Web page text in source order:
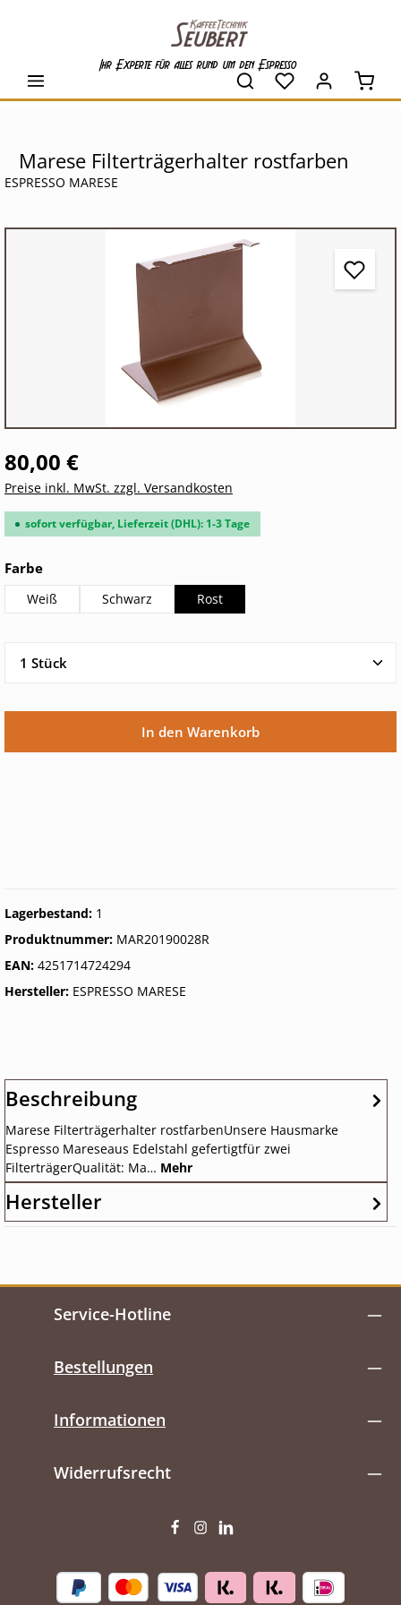
Ihr Experte für alles rund um den Espresso
Marese Filterträgerhalter rostfarben
ESPRESSO MARESE
80,00 €
Preise inkl. MwSt. zzgl. Versandkosten
sofort verfügbar, Lieferzeit (DHL): 1-3 Tage
Farbeauswählen
Weiß Schwarz Rost
Produkt Anzahl: Gib den gewünschten Wert ein
In den Warenkorb
Lagerbestand: 1
Produktnummer: MAR20190028R
EAN: 4251714724294
Hersteller: ESPRESSO MARESE
Beschreibung
Marese Filterträgerhalter rostfarbenUnsere Hausmarke
Espresso Mareseaus Edelstahl gefertigtfür zwei
FilterträgerQualität: Ma… Mehr
Hersteller
Service-Hotline
Bestellungen
Informationen
Widerrufsrecht